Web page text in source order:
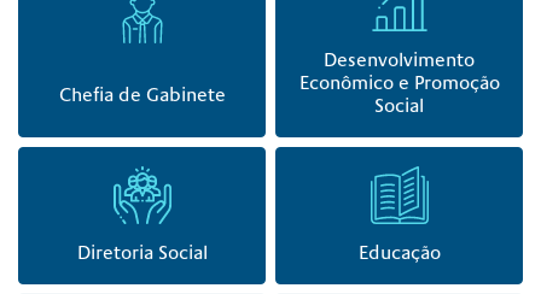
Chefia de Gabinete
Desenvolvimento
Econômico e Promoção
Social
Diretoria Social Educação